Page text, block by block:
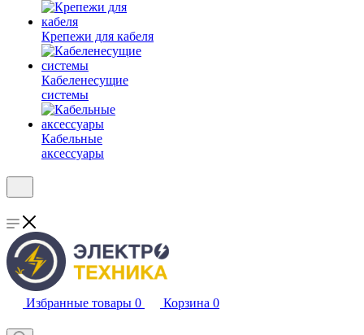
Крепежи для кабеля
Кабеленесущие
системы
Кабельные
аксессуары
Избранные товары 0 Корзина 0